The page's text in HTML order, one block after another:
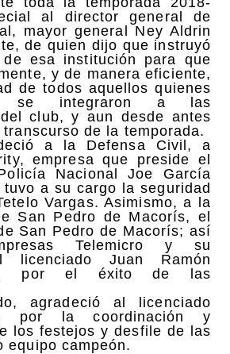
al director general de
mayor general Ney Aldrin
de quien dijo que instruyó
esa institución para que
y de manera eficiente,
de todos aquellos quienes
se integraron a las
club, y aun desde antes
de la temporada.
a la Defensa Civil, a
empresa que preside el
Nacional Joe García
a su cargo la seguridad
Vargas. Asimismo, a la
San Pedro de Macorís, el
San Pedro de Macorís; así
Telemicro y su
licenciado Juan Ramón
por el éxito de las
agradeció al licenciado
por la coordinación y
los festejos y desfile de las
equipo campeón.